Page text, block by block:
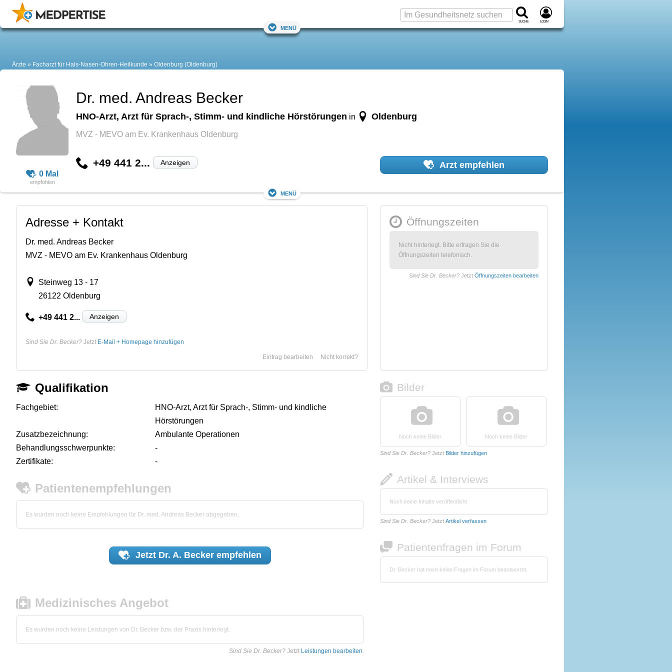
Suche Login
Menü
Ärzte Facharzt für Hals-Nasen-Ohren-Heilkunde Oldenburg (Oldenburg)
0 Mal
Dr. med. Andreas Becker
HNO-Arzt, Arzt für Sprach-, Stimm- und kindliche Hörstörungen in Oldenburg
MVZ - MEVO am Ev. Krankenhaus Oldenburg
+49 441 2... Anzeigen Arzt empfehlen
Menü
Adresse + Kontakt
Dr. med. Andreas Becker
MVZ - MEVO am Ev. Krankenhaus Oldenburg
Steinweg 13 - 17
26122 Oldenburg
+49 441 2... Anzeigen
Sind Sie Dr. Becker? Jetzt E-Mail + Homepage hinzufügen
Nicht korrekt?
Eintrag bearbeiten
Öffnungszeiten
Nicht hinterlegt. Bitte erfragen Sie die
Öffnungszeiten telefonisch.
Sind Sie Dr. Becker? Jetzt Öffnungszeiten bearbeiten
Qualifikation
Fachgebiet:
HNO-Arzt, Arzt für Sprach-, Stimm- und kindliche
Hörstörungen
Zusatzbezeichnung:
Ambulante Operationen
Behandlungsschwerpunkte:
-
Zertifikate:
-
Patientenempfehlungen
Es wurden noch keine Empfehlungen für Dr. med. Andreas Becker abgegeben.
Jetzt Dr. A. Beckerempfehlen
Medizinisches Angebot
Es wurden noch keine Leistungen von Dr. Becker bzw. der Praxis hinterlegt.
Sind Sie Dr. Becker? Jetzt Leistungen bearbeiten.
Bilder
Noch keine Bilder Noch keine Bilder
Sind Sie Dr. Becker? Jetzt Bilder hinzufügen
Artikel & Interviews
Noch keine Inhalte veröffentlicht
Sind Sie Dr. Becker? Jetzt Artikel verfassen
Patientenfragen im Forum
Dr. Becker hat noch keine Fragen im Forum beantwortet.